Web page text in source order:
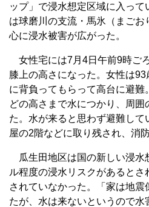
ップ」で浸水想定区域に入っ
は球磨川の支流・馬氷（まごお
心に浸水被害が広がった。
女性宅には7月4日午前9時ご
膝上の高さになった。女性は
に背負ってもらって高台に避難
どの高さまで水につかり、周囲
た。水が来ると思わず避難し
屋の2階などに取り残され、消
瓜生田地区は国の新しい浸水
ル程度の浸水リスクがあるとさ
されていなかった。「家は地
たが、水は来ないというので